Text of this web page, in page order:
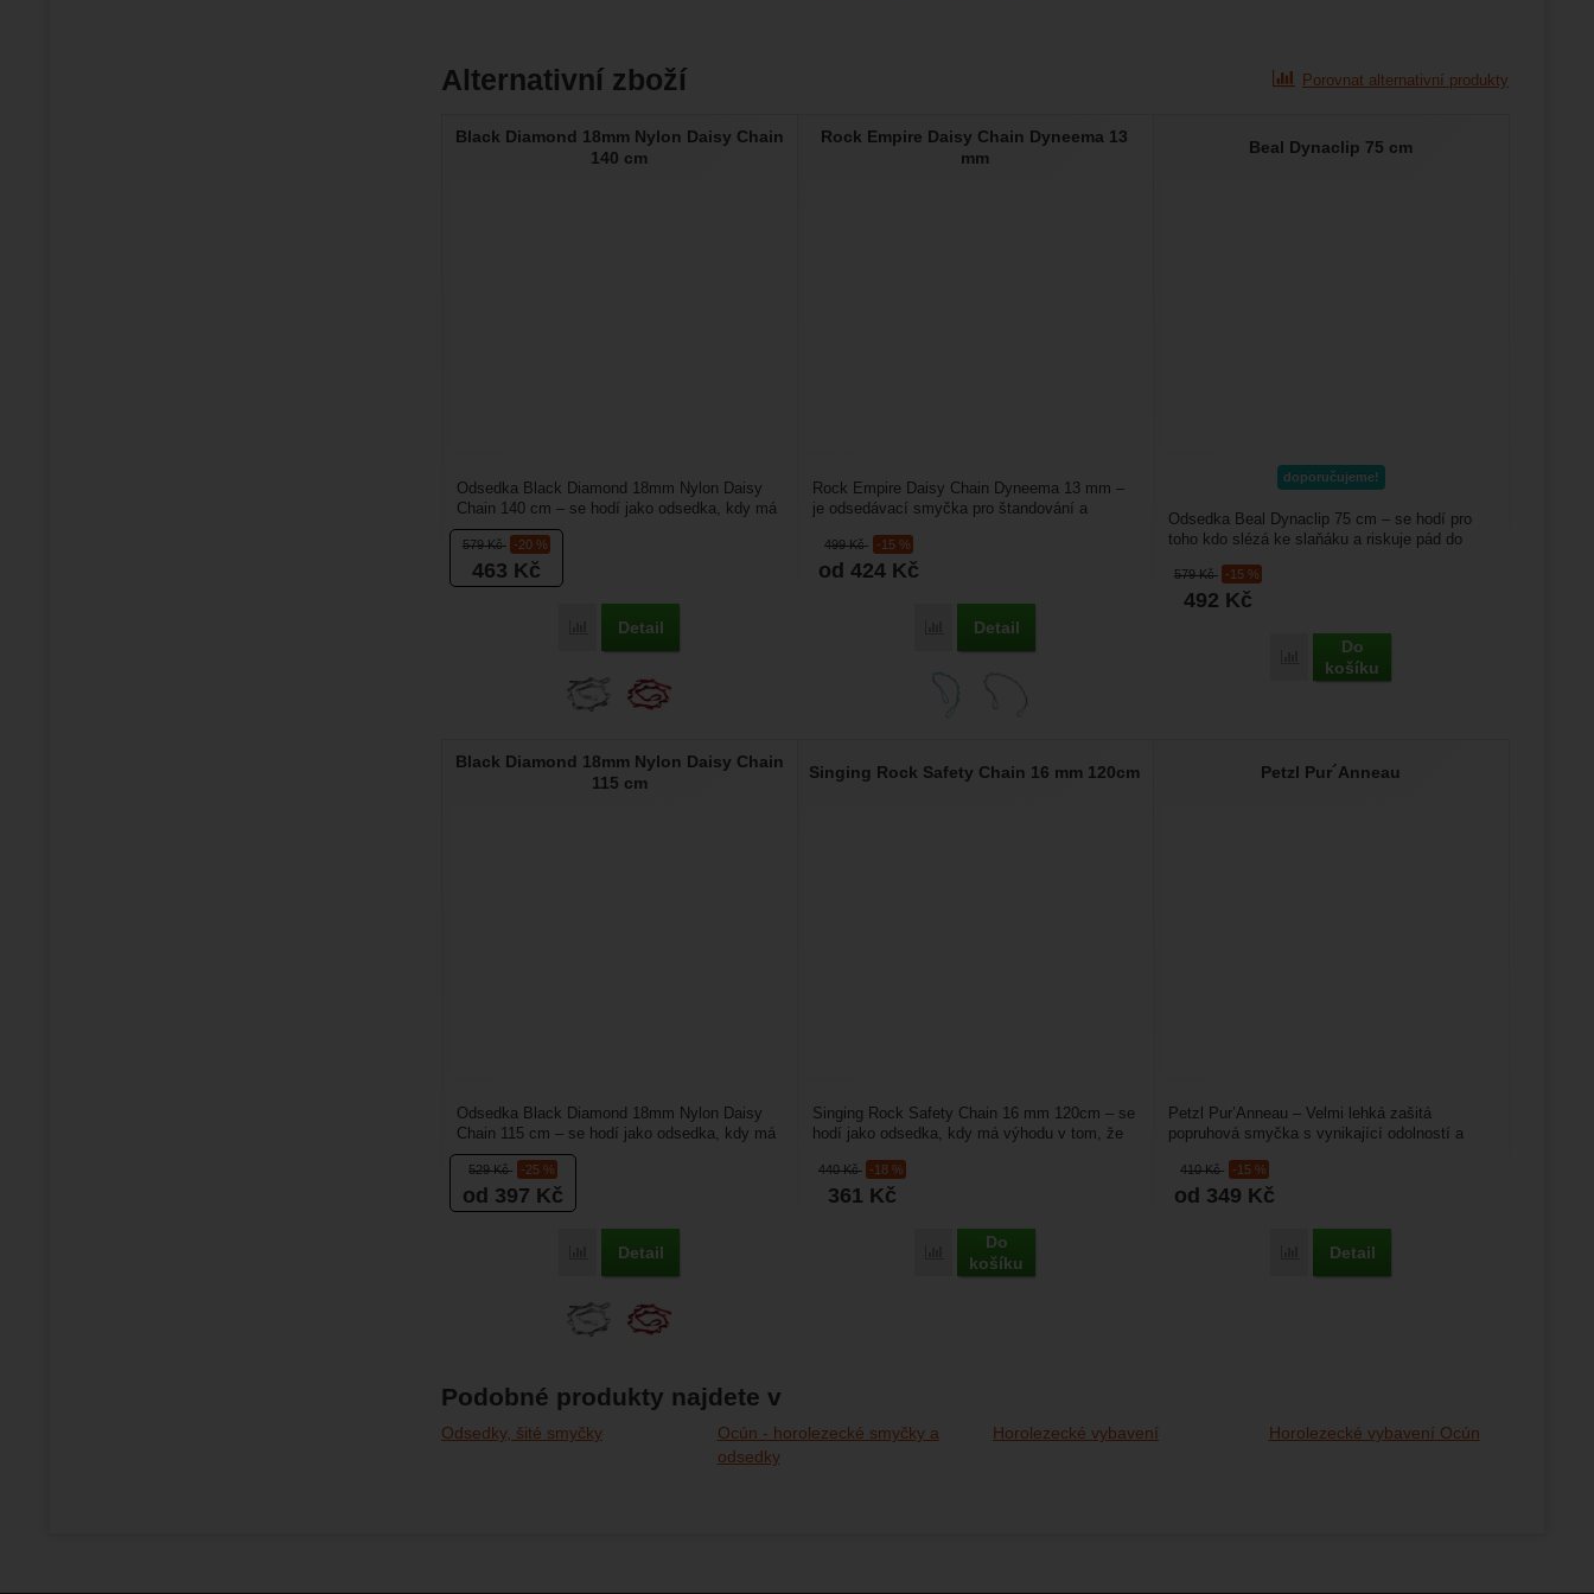
Alternativní zboží Porovnat alternativní produkty
Black Diamond 18mm Nylon Daisy Chain
140 cm
579Kč -20 %
463 Kč
Porovnat
Detail
Odsedka Black Diamond 18mm Nylon Daisy
Chain 140 cm – se hodí jako odsedka, kdy má
výhodu v tom, že si...
Rock Empire Daisy Chain Dyneema 13
mm
499Kč -15 %
od 424 Kč
Porovnat
Detail
Rock Empire Daisy Chain Dyneema 13 mm –
je odsedávací smyčka pro štandování a
Beal Dynaclip 75 cm
doporučujeme!
579Kč -15 %
492 Kč
Porovnat
Do
košíku
Odsedka Beal Dynaclip 75 cm – se hodí pro
toho kdo slézá ke slaňáku a riskuje pád do
Black Diamond 18mm Nylon Daisy Chain
115 cm
529Kč -25 %
od 397 Kč
Porovnat
Detail
Odsedka Black Diamond 18mm Nylon Daisy
Chain 115 cm – se hodí jako odsedka, kdy má
výhodu v tom, že si...
Singing Rock Safety Chain 16 mm 120cm
440Kč -18 %
361 Kč
Porovnat
Do
košíku
Singing Rock Safety Chain 16 mm 120cm – se
hodí jako odsedka, kdy má výhodu v tom, že
Petzl Pur´Anneau
410Kč -15 %
od 349 Kč
Porovnat
Detail
Petzl Pur’Anneau – Velmi lehká zašitá
popruhová smyčka s vynikající odolností a
Podobné produkty najdete v
Odsedky, šité smyčky
Ocún - horolezecké smyčky a
odsedky
Horolezecké vybavení Horolezecké vybavení Ocún